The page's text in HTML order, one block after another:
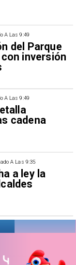
A Las 9:49
del Parque
inversión
A Las 9:49
cadena
A Las 9:35
a ley la